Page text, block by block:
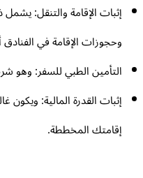
إثبات الإقامة والتنقل: يشمل
وحجوزات الإقامة في الفنادق
التأمين الطبي للسفر: وهو
إثبات القدرة المالية: ويكون
إقامتك المخططة.